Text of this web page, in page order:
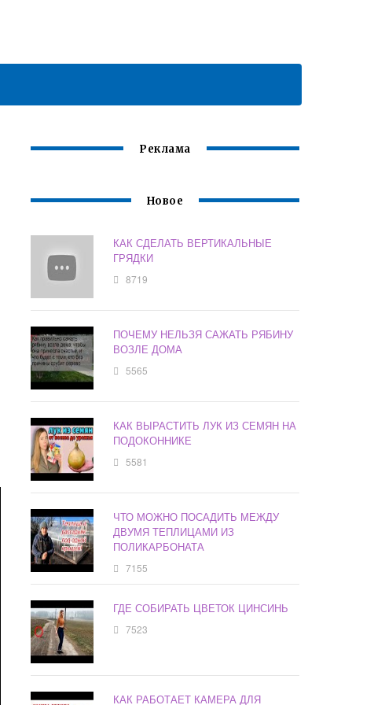
Реклама
Новое
КАК СДЕЛАТЬ ВЕРТИКАЛЬНЫЕ
ГРЯДКИ
8719
ПОЧЕМУ НЕЛЬЗЯ САЖАТЬ РЯБИНУ
ВОЗЛЕ ДОМА
5565
КАК ВЫРАСТИТЬ ЛУК ИЗ СЕМЯН НА
ПОДОКОННИКЕ
5581
ЧТО МОЖНО ПОСАДИТЬ МЕЖДУ
ДВУМЯ ТЕПЛИЦАМИ ИЗ
ПОЛИКАРБОНАТА
7155
ГДЕ СОБИРАТЬ ЦВЕТОК ЦИНСИНЬ
7523
КАК РАБОТАЕТ КАМЕРА ДЛЯ